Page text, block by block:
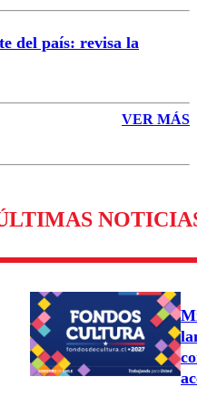
del país: revisa la
VER MÁS